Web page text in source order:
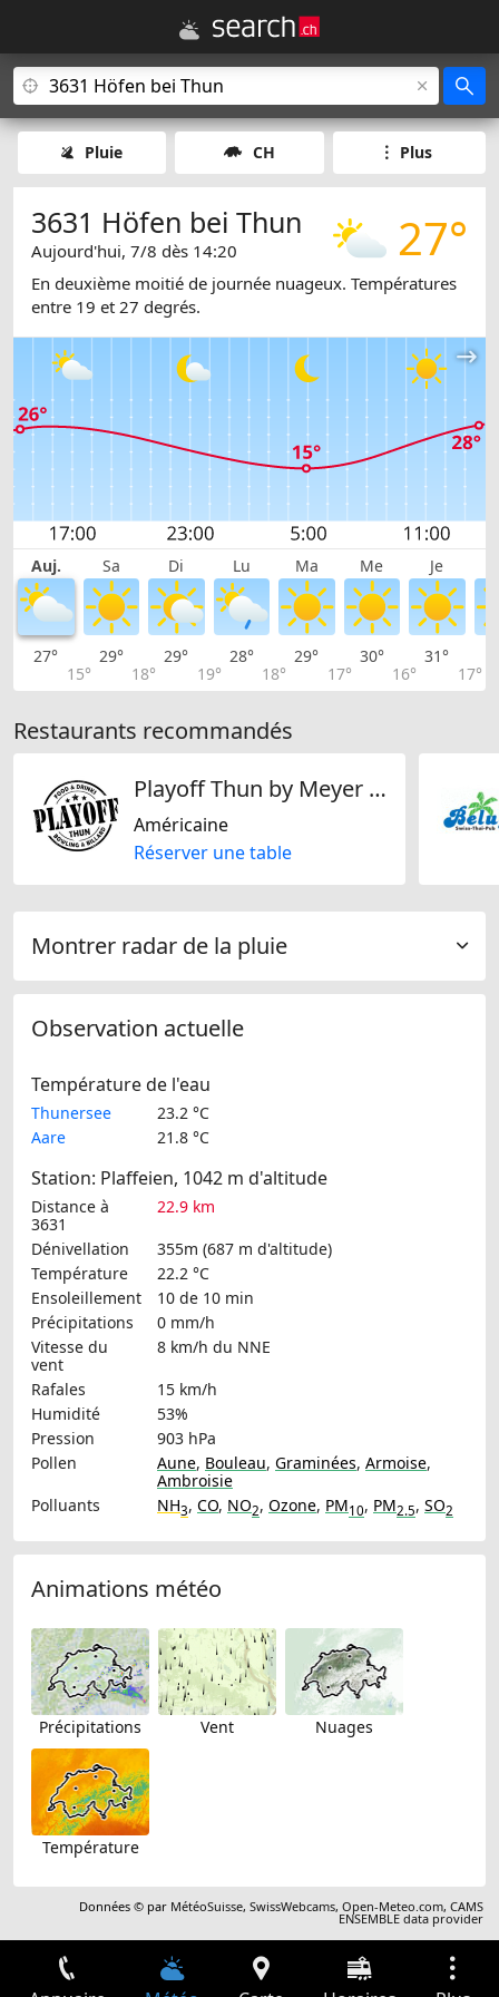
Pluie CH Plus
27°
3631 Höfen bei Thun
Aujourd'hui, 7/8 dès 14:20
En deuxième moitié de journée nuageux. Températures
entre 19 et 27 degrés.
Auj. Sa Di Lu Ma Me Je
27°
15°
29°
18°
29°
19°
28°
18°
29°
17°
30°
16°
31°
17°
Restaurants recommandés
Playoff Thun by Meyer Gastro & Event GmbH
Américaine
Réserver une table
Montrer radar de la pluie
Observation actuelle
Température de l'eau
Thunersee
23.2 °C
Aare
21.8 °C
Station: Plaffeien, 1042 m d'altitude
Distance à
3631
22.9 km
Dénivellation
355m (687 m d'altitude)
Température
22.2 °C
Ensoleillement
10 de 10 min
Précipitations
0 mm/h
Vitesse du
vent
8 km/h du NNE
Rafales
15 km/h
Humidité
53%
Pression
903 hPa
Pollen
Aune, Bouleau, Graminées, Armoise,
Ambroisie
Polluants
NH3, CO, NO2, Ozone, PM10, PM2.5, SO2
Animations météo
Précipitations Vent Nuages
Température
Données © par MétéoSuisse,SwissWebcams,Open-Meteo.com,CAMS
ENSEMBLE data provider